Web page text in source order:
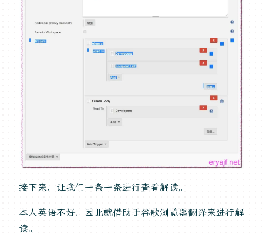
接下来，让我们一条一条进行查看解读。
本人英语不好，因此就借助于谷歌浏览器翻译来进行解
读。